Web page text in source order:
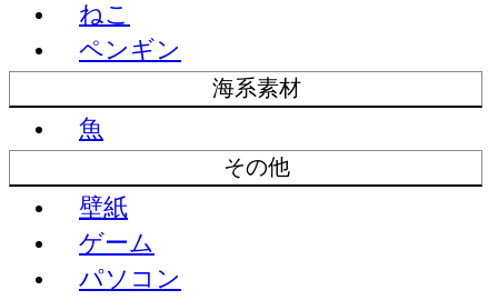
ねこ
ペンギン
海系素材
魚
その他
壁紙
ゲーム
パソコン